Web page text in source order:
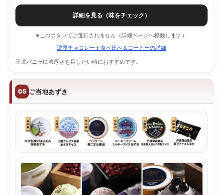
詳細を見る（味をチェック）
※このボタンでは選択されません（詳細ページへ移動します）
濃厚チョコレート食べ比べ＆コーヒーの詳細
王道バニラに濃厚さを足したい時におすすめです。
05 ご当地あずき